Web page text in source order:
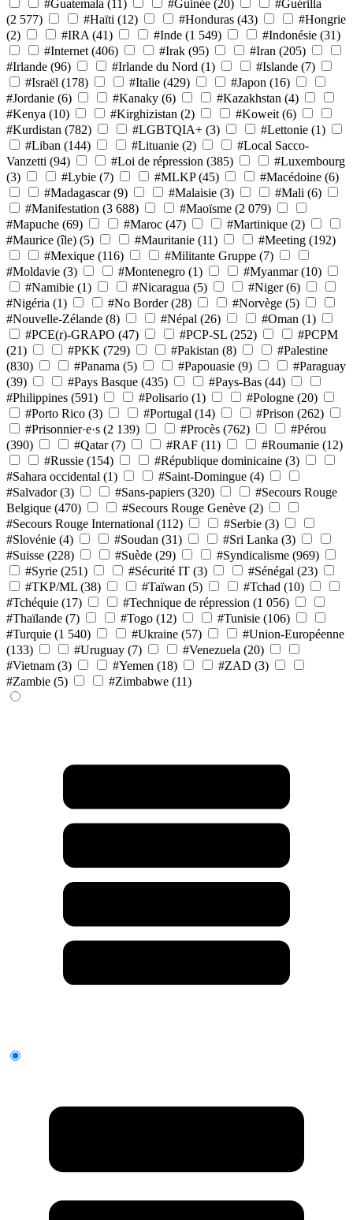
#Guatemala (11) #Guinée (20)
#Guérilla
(2 577)
#Haïti (12) #Honduras (43)
#Hongrie
(2)
#IRA (41) #Inde (1 549) #Indonésie (31)
#Internet (406) #Irak (95) #Iran (205)
#Irlande (96) #Irlande du Nord (1) #Islande (7)
#Israël (178) #Italie (429) #Japon (16)
#Jordanie (6) #Kanaky (6) #Kazakhstan (4)
#Kenya (10) #Kirghizistan (2) #Koweit (6)
#Kurdistan (782) #LGBTQIA+ (3) #Lettonie (1)
#Liban (144) #Lituanie (2)
#Local Sacco-
Vanzetti (94) #Loi de répression (385)
#Luxembourg
(3)
#Lybie (7) #MLKP (45) #Macédoine (6)
#Madagascar (9) #Malaisie (3) #Mali (6)
#Manifestation (3 688) #Maoïsme (2 079)
#Mapuche (69) #Maroc (47) #Martinique (2)
#Maurice (île) (5) #Mauritanie (11) #Meeting (192)
#Mexique (116) #Militante Gruppe (7)
#Moldavie (3) #Montenegro (1) #Myanmar (10)
#Namibie (1) #Nicaragua (5) #Niger (6)
#Nigéria (1) #No Border (28) #Norvège (5)
#Nouvelle-Zélande (8) #Népal (26) #Oman (1)
#PCE(r)-GRAPO (47) #PCP-SL (252)
#PCPM
(21)
#PKK (729) #Pakistan (8)
#Palestine
(830)
#Panama (5) #Papouasie (9)
#Paraguay
(39)
#Pays Basque (435) #Pays-Bas (44)
#Philippines (591) #Polisario (1) #Pologne (20)
#Porto Rico (3) #Portugal (14) #Prison (262)
#Prisonnier·e·s (2 139) #Procès (762)
#Pérou
(390)
#Qatar (7) #RAF (11) #Roumanie (12)
#Russie (154) #République dominicaine (3)
#Sahara occidental (1) #Saint-Domingue (4)
#Salvador (3) #Sans-papiers (320)
#Secours Rouge
Belgique (470) #Secours Rouge Genève (2)
#Secours Rouge International (112) #Serbie (3)
#Slovénie (4) #Soudan (31) #Sri Lanka (3)
#Suisse (228) #Suède (29) #Syndicalisme (969)
#Syrie (251) #Sécurité IT (3) #Sénégal (23)
#TKP/ML (38) #Taïwan (5) #Tchad (10)
#Tchéquie (17) #Technique de répression (1 056)
#Thaïlande (7) #Togo (12) #Tunisie (106)
#Turquie (1 540) #Ukraine (57)
#Union-Européenne
(133)
#Uruguay (7) #Venezuela (20)
#Vietnam (3) #Yemen (18) #ZAD (3)
#Zambie (5) #Zimbabwe (11)